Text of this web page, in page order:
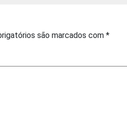
são marcados com *